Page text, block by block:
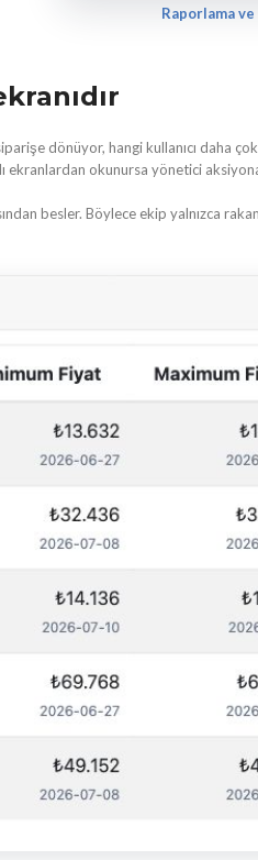
Raporlama
dönüyor, hangi kullanıcı daha
ekranlardan okunursa yönetici
besler. Böylece ekip yalnızca